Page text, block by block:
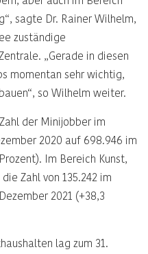
sagte Dr. Rainer Wilhelm,
zuständige
„Gerade in diesen
momentan sehr wichtig,
so Wilhelm weiter.
der Minijobber im
2020 auf 698.946 im
Im Bereich Kunst,
Zahl von 135.242 im
2021 (+38,3
lag zum 31.